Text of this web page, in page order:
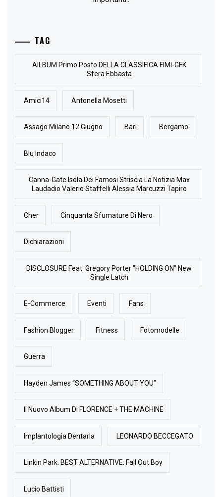
TAG
AlLBUM Primo Posto DELLA CLASSIFICA FIMI-GFK
Sfera Ebbasta
Amici14 Antonella Mosetti
Assago Milano 12 Giugno Bari Bergamo
Blu Indaco
Canna-Gate Isola Dei Famosi Striscia La Notizia Max
Laudadio Valerio Staffelli Alessia Marcuzzi Tapiro
Cher Cinquanta Sfumature Di Nero
Dichiarazioni
DISCLOSURE Feat. Gregory Porter "HOLDING ON" New
Single Latch
E-Commerce Eventi Fans
Fashion Blogger Fitness Fotomodelle
Guerra
Hayden James “SOMETHING ABOUT YOU”
Il Nuovo Album Di FLORENCE + THE MACHINE
Implantologia Dentaria LEONARDO BECCEGATO
Linkin Park. BEST ALTERNATIVE: Fall Out Boy
Lucio Battisti